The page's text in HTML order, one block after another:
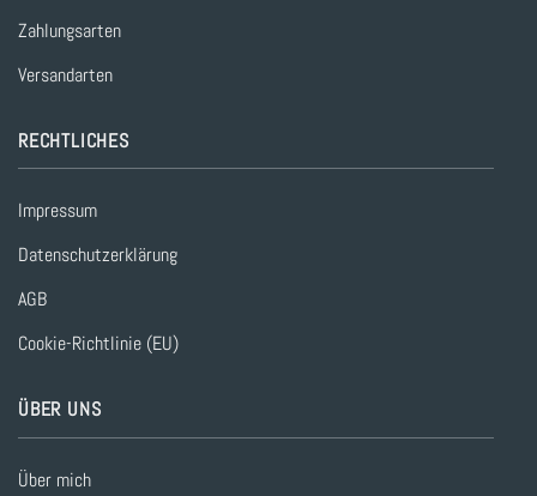
Zahlungsarten
Versandarten
RECHTLICHES
Impressum
Datenschutzerklärung
AGB
Cookie-Richtlinie (EU)
ÜBER UNS
Über mich